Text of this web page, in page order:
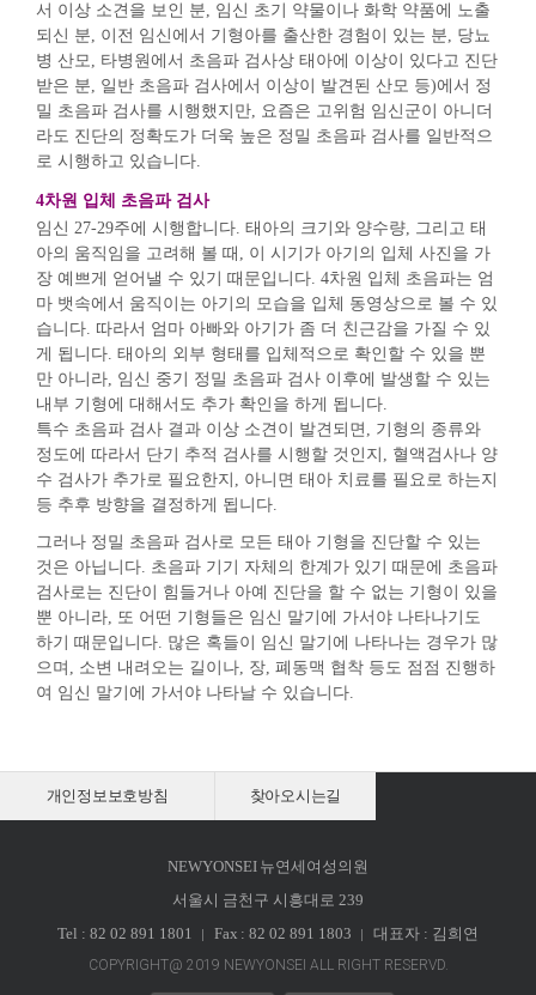
서 이상 소견을 보인 분, 임신 초기 약물이나 화학 약품에 노출
되신 분, 이전 임신에서 기형아를 출산한 경험이 있는 분, 당뇨
병 산모, 타병원에서 초음파 검사상 태아에 이상이 있다고 진단
받은 분, 일반 초음파 검사에서 이상이 발견된 산모 등)에서 정
밀 초음파 검사를 시행했지만, 요즘은 고위험 임신군이 아니더
라도 진단의 정확도가 더욱 높은 정밀 초음파 검사를 일반적으
로 시행하고 있습니다.
4차원 입체 초음파 검사
임신 27-29주에 시행합니다. 태아의 크기와 양수량, 그리고 태
아의 움직임을 고려해 볼 때, 이 시기가 아기의 입체 사진을 가
장 예쁘게 얻어낼 수 있기 때문입니다. 4차원 입체 초음파는 엄
마 뱃속에서 움직이는 아기의 모습을 입체 동영상으로 볼 수 있
습니다. 따라서 엄마 아빠와 아기가 좀 더 친근감을 가질 수 있
게 됩니다. 태아의 외부 형태를 입체적으로 확인할 수 있을 뿐
만 아니라, 임신 중기 정밀 초음파 검사 이후에 발생할 수 있는
내부 기형에 대해서도 추가 확인을 하게 됩니다.
특수 초음파 검사 결과 이상 소견이 발견되면, 기형의 종류와
정도에 따라서 단기 추적 검사를 시행할 것인지, 혈액검사나 양
수 검사가 추가로 필요한지, 아니면 태아 치료를 필요로 하는지
등 추후 방향을 결정하게 됩니다.
그러나 정밀 초음파 검사로 모든 태아 기형을 진단할 수 있는
것은 아닙니다. 초음파 기기 자체의 한계가 있기 때문에 초음파
검사로는 진단이 힘들거나 아예 진단을 할 수 없는 기형이 있을
뿐 아니라, 또 어떤 기형들은 임신 말기에 가서야 나타나기도
하기 때문입니다. 많은 혹들이 임신 말기에 나타나는 경우가 많
으며, 소변 내려오는 길이나, 장, 폐동맥 협착 등도 점점 진행하
여 임신 말기에 가서야 나타날 수 있습니다.
개인정보보호방침 찾아오시는길
NEWYONSEI 뉴연세여성의원
서울시 금천구 시흥대로 239
Tel : 82 02 891 1801
Fax : 82 02 891 1803 대표자 : 김희연
COPYRIGHT@ 2019 NEWYONSEI ALL RIGHT RESERVD.